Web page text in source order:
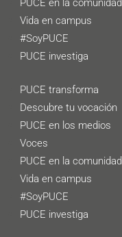
PUCE en la comunidad
Vida en campus
#SoyPUCE
PUCE investiga
PUCE transforma
Descubre tu vocación
PUCE en los medios
Voces
PUCE en la comunidad
Vida en campus
#SoyPUCE
PUCE investiga